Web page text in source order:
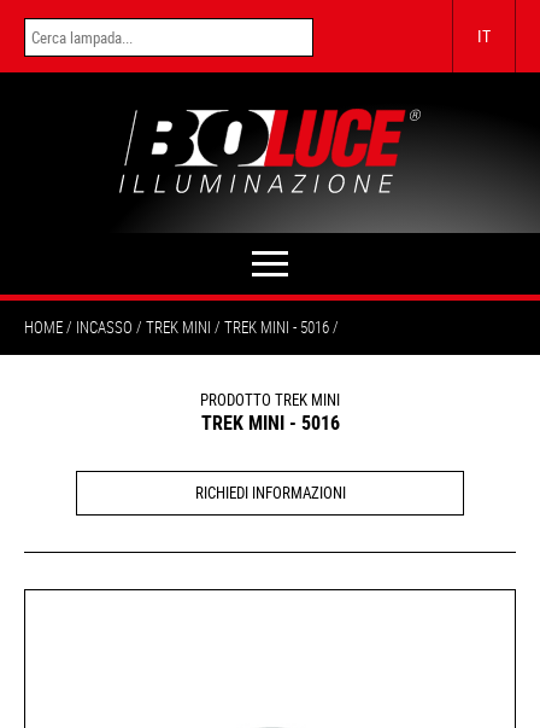
IT
HOME INCASSO TREK MINI TREK MINI - 5016
PRODOTTO TREK MINI
TREK MINI - 5016
RICHIEDI INFORMAZIONI